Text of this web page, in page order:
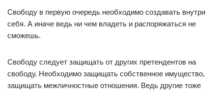
Свободу в первую очередь необходимо создавать внутри
себя. А иначе ведь ни чем владеть и распоряжаться не
сможешь.
Свободу следует защищать от других претендентов на
свободу. Необходимо защищать собственное имущество,
защищать межличностные отношения. Ведь другие тоже